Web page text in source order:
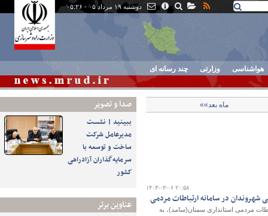
دوشنبه ۱۹ مرداد ۰۵ - ۰۵:۲۶
هواشناسی وزارتی چند رسانه ای
صدا و تصوير
ببینید | نشست
مدیرعامل شرکت
ساخت و توسعه با
سرمایه‌گذاران آزادراهی
کشور
عناوین برتر
ماه بعد»»
۱۴۰۳-۰۳-۰۶ ۲۰:۵۸
در سامانه ارتباطات مردمی
مردمی استانداری سمنان(سامد)، به